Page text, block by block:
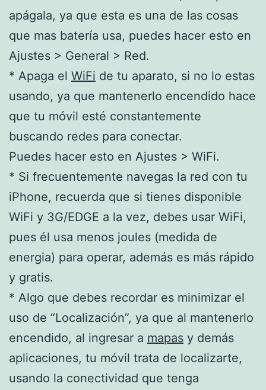
apágala, ya que esta es una de las cosas
que mas batería usa, puedes hacer esto en
Ajustes > General > Red.
* Apaga el WiFi de tu aparato, si no lo estas
usando, ya que mantenerlo encendido hace
que tu móvil esté constantemente
buscando redes para conectar.
Puedes hacer esto en Ajustes > WiFi.
* Si frecuentemente navegas la red con tu
iPhone, recuerda que si tienes disponible
WiFi y 3G/EDGE a la vez, debes usar WiFi,
pues él usa menos joules (medida de
energia) para operar, además es más rápido
y gratis.
* Algo que debes recordar es minimizar el
uso de “Localización”, ya que al mantenerlo
encendido, al ingresar a mapas y demás
aplicaciones, tu móvil trata de localizarte,
usando la conectividad que tenga